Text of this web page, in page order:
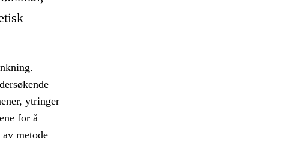
ytringer
for å
metode